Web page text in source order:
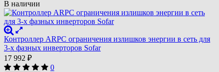
В наличии
Контроллер ARPC ограничения излишков энергии в сеть для
3-х фазных инверторов Sofar
17 992 ₽
0